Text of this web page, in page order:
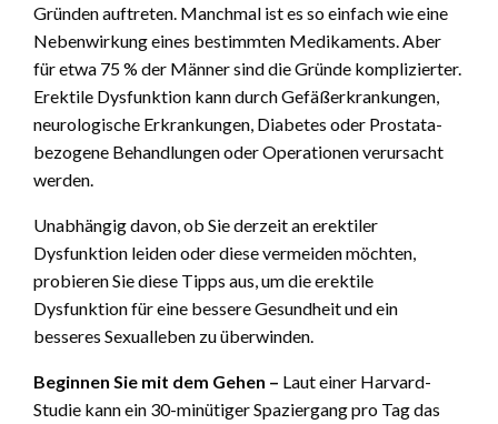
Gründen auftreten. Manchmal ist es so einfach wie eine
Nebenwirkung eines bestimmten Medikaments. Aber
für etwa 75 % der Männer sind die Gründe komplizierter.
Erektile Dysfunktion kann durch Gefäßerkrankungen,
neurologische Erkrankungen, Diabetes oder Prostata-
bezogene Behandlungen oder Operationen verursacht
werden.
Unabhängig davon, ob Sie derzeit an erektiler
Dysfunktion leiden oder diese vermeiden möchten,
probieren Sie diese Tipps aus, um die erektile
Dysfunktion für eine bessere Gesundheit und ein
besseres Sexualleben zu überwinden.
Beginnen Sie mit dem Gehen – Laut einer Harvard-
Studie kann ein 30-minütiger Spaziergang pro Tag das